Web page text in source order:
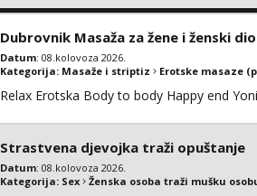
Dubrovnik Masaža za žene i ženski
Datum: 08.kolovoza 2026.
Kategorija: Masaže i striptiz Erotske masaze
Relax Erotska Body to body Happy end Yoni
Strastvena djevojka traži opuštanje
Datum: 08.kolovoza 2026.
Kategorija: Sex Ženska osoba traži mušku